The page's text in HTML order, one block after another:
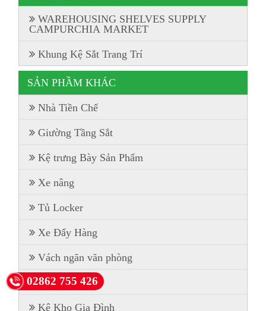
WAREHOUSING SHELVES SUPPLY
CAMPURCHIA MARKET
Khung Kệ Sắt Trang Trí
SẢN PHẦM KHÁC
Nhà Tiền Chế
Giường Tầng Sắt
Kệ trưng Bày Sản Phẩm
Xe nâng
Tủ Locker
Xe Đẩy Hàng
Vách ngăn văn phòng
Kệ Pallet
Kệ Kho Gia Đình
02862 755 426